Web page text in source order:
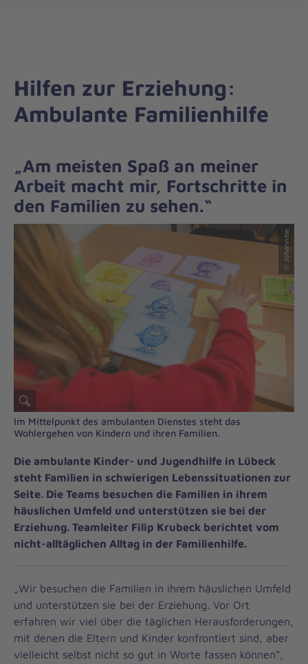
Hilfen zur Erziehung:
Ambulante Familienhilfe
„Am meisten Spaß an meiner
Arbeit macht mir, Fortschritte in
den Familien zu sehen.“
© Johanniter
Im Mittelpunkt des ambulanten Dienstes steht das
Wohlergehen von Kindern und ihren Familien.
Die ambulante Kinder- und Jugendhilfe in Lübeck
steht Familien in schwierigen Lebenssituationen zur
Seite. Die Teams besuchen die Familien in ihrem
häuslichen Umfeld und unterstützen sie bei der
Erziehung. Teamleiter Filip Krubeck berichtet vom
nicht-alltäglichen Alltag in der Familienhilfe.
„Wir besuchen die Familien in ihrem häuslichen Umfeld
und unterstützen sie bei der Erziehung. Vor Ort
erfahren wir viel über die täglichen Herausforderungen,
mit denen die Eltern und Kinder konfrontiert sind, aber
vielleicht selbst nicht so gut in Worte fassen können“,